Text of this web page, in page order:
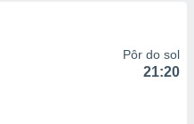
Pôr do sol
21:20